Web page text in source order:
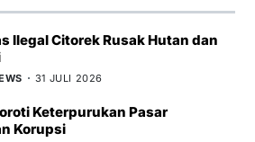
Ilegal Citorek Rusak Hutan dan
31 JULI 2026
Keterpurukan Pasar
Korupsi